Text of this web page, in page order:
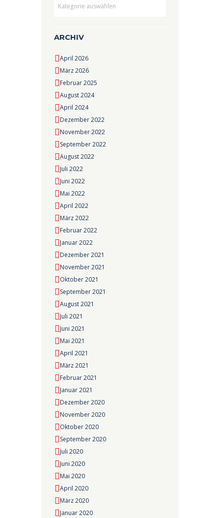
ARCHIV
April 2026
März 2026
Februar 2025
August 2024
April 2024
Dezember 2022
November 2022
September 2022
August 2022
Juli 2022
Juni 2022
Mai 2022
April 2022
März 2022
Februar 2022
Januar 2022
Dezember 2021
November 2021
Oktober 2021
September 2021
August 2021
Juli 2021
Juni 2021
Mai 2021
April 2021
März 2021
Februar 2021
Januar 2021
Dezember 2020
November 2020
Oktober 2020
September 2020
Juli 2020
Juni 2020
Mai 2020
April 2020
März 2020
Januar 2020